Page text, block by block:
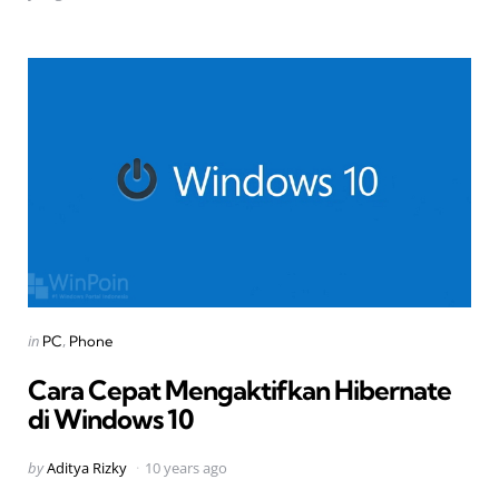
Categories
Posted
in PC Phone
Cara Cepat Mengaktifkan Hibernate
di Windows 10
Posted
byAditya Rizky 10 years ago